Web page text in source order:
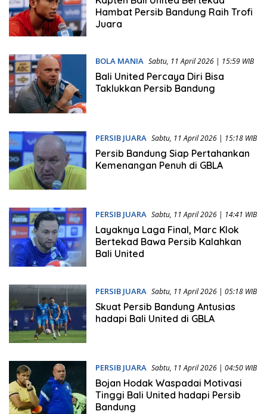
Hambat Persib Bandung Raih Trofi
Juara
BOLA MANIA Sabtu, 11 April 2026 | 15:59 WIB
Bali United Percaya Diri Bisa
Taklukkan Persib Bandung
PERSIB JUARA Sabtu, 11 April 2026 | 15:18 WIB
Persib Bandung Siap Pertahankan
Kemenangan Penuh di GBLA
PERSIB JUARA Sabtu, 11 April 2026 | 14:41 WIB
Layaknya Laga Final, Marc Klok
Bertekad Bawa Persib Kalahkan
Bali United
PERSIB JUARA Sabtu, 11 April 2026 | 05:18 WIB
Skuat Persib Bandung Antusias
hadapi Bali United di GBLA
PERSIB JUARA Sabtu, 11 April 2026 | 04:50 WIB
Bojan Hodak Waspadai Motivasi
Tinggi Bali United hadapi Persib
Bandung